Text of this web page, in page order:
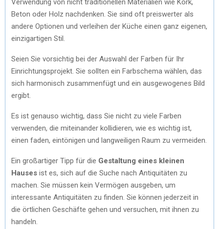
Verwendung von nicht traditionellen Materialien wie Kork,
Beton oder Holz nachdenken. Sie sind oft preiswerter als
andere Optionen und verleihen der Küche einen ganz eigenen,
einzigartigen Stil.
Seien Sie vorsichtig bei der Auswahl der Farben für Ihr
Einrichtungsprojekt. Sie sollten ein Farbschema wählen, das
sich harmonisch zusammenfügt und ein ausgewogenes Bild
ergibt.
Es ist genauso wichtig, dass Sie nicht zu viele Farben
verwenden, die miteinander kollidieren, wie es wichtig ist,
einen faden, eintönigen und langweiligen Raum zu vermeiden.
Ein großartiger Tipp für die Gestaltung eines kleinen
Hauses ist es, sich auf die Suche nach Antiquitäten zu
machen. Sie müssen kein Vermögen ausgeben, um
interessante Antiquitäten zu finden. Sie können jederzeit in
die örtlichen Geschäfte gehen und versuchen, mit ihnen zu
handeln.